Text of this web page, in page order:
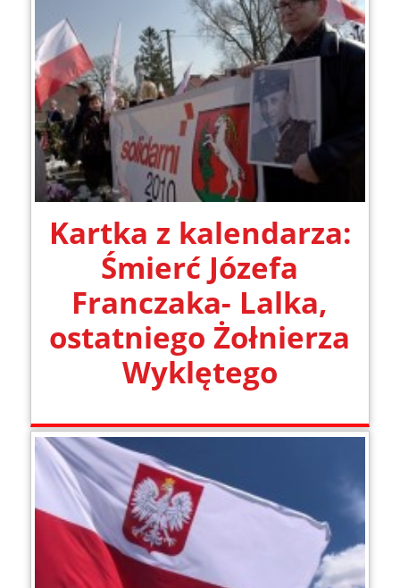
Kartka z kalendarza:
Śmierć Józefa
Franczaka- Lalka,
ostatniego Żołnierza
Wyklętego